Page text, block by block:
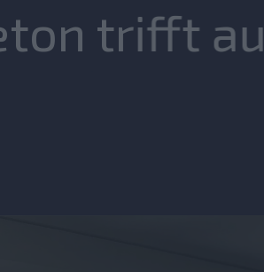
trifft